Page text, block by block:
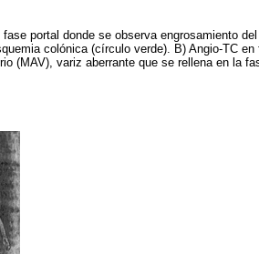
portal donde se observa engrosamiento
colónica (círculo verde). B) Angio-TC
(MAV), variz aberrante que se rellena en la